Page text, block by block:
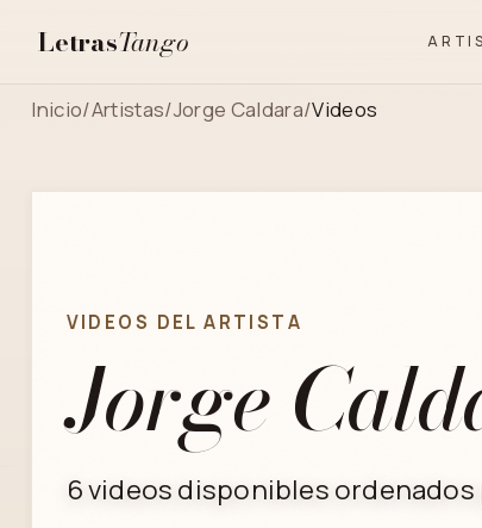
LetrasTango
Inicio/Artistas/Jorge Caldara/Videos
VIDEOS DEL ARTISTA
Jorge
6 videos disponibles